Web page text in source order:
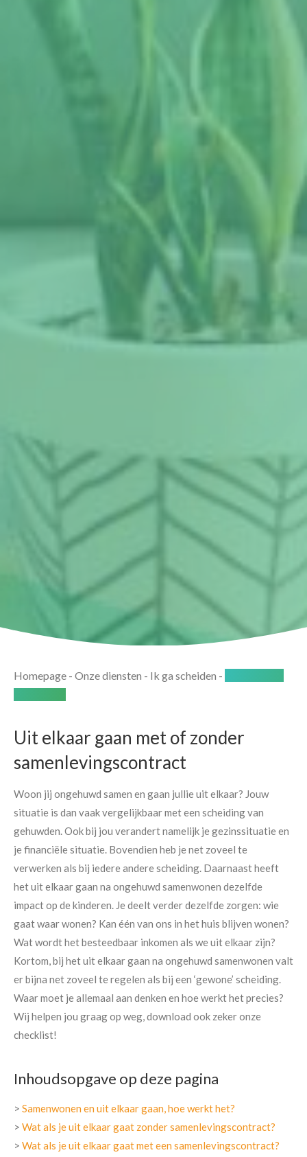
Homepage - Onze diensten - Ik ga scheiden -
Uit elkaar gaan met of zonder
samenlevingscontract
Woon jij ongehuwd samen en gaan jullie uit elkaar? Jouw
situatie is dan vaak vergelijkbaar met een scheiding van
gehuwden. Ook bij jou verandert namelijk je gezinssituatie en
je financiële situatie. Bovendien heb je net zoveel te
verwerken als bij iedere andere scheiding. Daarnaast heeft
het uit elkaar gaan na ongehuwd samenwonen dezelfde
impact op de kinderen. Je deelt verder dezelfde zorgen: wie
gaat waar wonen? Kan één van ons in het huis blijven wonen?
Wat wordt het besteedbaar inkomen als we uit elkaar zijn?
Kortom, bij het uit elkaar gaan na ongehuwd samenwonen valt
er bijna net zoveel te regelen als bij een ‘gewone’ scheiding.
Waar moet je allemaal aan denken en hoe werkt het precies?
Wij helpen jou graag op weg, download ook zeker onze
checklist!
Inhoudsopgave op deze pagina
> Samenwonen en uit elkaar gaan, hoe werkt het?
> Wat als je uit elkaar gaat zonder samenlevingscontract?
> Wat als je uit elkaar gaat met een samenlevingscontract?